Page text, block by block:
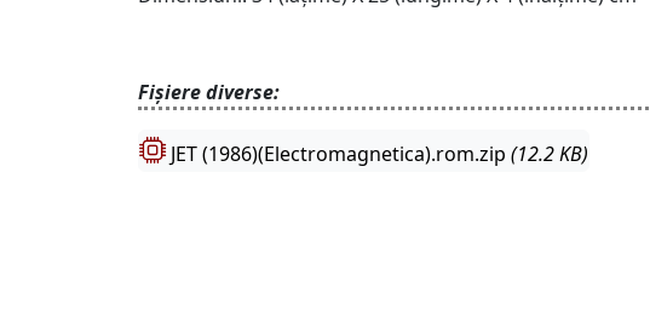
Fișiere diverse:
JET (1986)(Electromagnetica).rom.zip (12.2 KB)